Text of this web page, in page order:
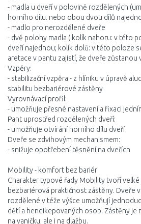
- madla u dveří v polovině rozdělených
horního dílu. nebo obou dvou dílů
- madlo pro nerozdělené dveře
- dvě polohy madla ( kolík nahoru: v této
dveří najednou; kolík dolů: v této poloze
aretace v pantu zajistí, že dveře
Vzpěry:
- stabilizační vzpěra - z hlíniku v úpravě
stabilitu bezbariérové zástěny
Vyrovnávací profil:
- umožňuje přesné nastavení a fixaci
Pant uprostřed rozdělených dveří:
- umožňuje otvírání horního dílu dveří
Dveře se zdvihovým mechanismem:
- snižuje opotřebení těsnění na dveřích
Mobility - komfort bez bariér
Charakter typové řady Mobility tvoří velké
bezbariérová praktičnost zástěny. Dveře
rozdělené v téže výšce umožňují
dětí a hendikepovaných osob. Zástěny je
na vaničku, ale i na dlažbu.